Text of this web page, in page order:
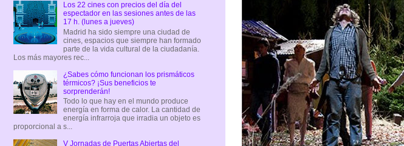
Los 22 cines con precios del día del
espectador en las sesiones antes de las
17 h. (lunes a jueves)
Madrid ha sido siempre una ciudad de
cines, espacios que siempre han formado
parte de la vida cultural de la ciudadanía.
Los más mayores rec...
¿Sabes cómo funcionan los prismáticos
térmicos? ¡Sus beneficios te
sorprenderán!
Todo lo que hay en el mundo produce
energía en forma de calor. La cantidad de
energía infrarroja que irradia un objeto es
proporcional a s...
V Jornadas de Puertas Abiertas del